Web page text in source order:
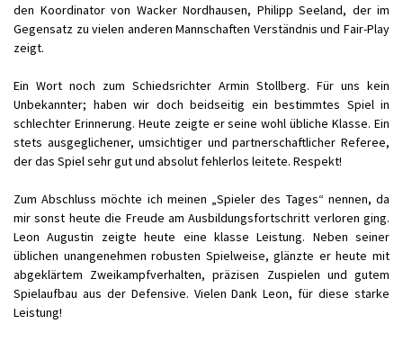
den Koordinator von Wacker Nordhausen, Philipp Seeland, der im
Gegensatz zu vielen anderen Mannschaften Verständnis und Fair-Play
zeigt.
Ein Wort noch zum Schiedsrichter Armin Stollberg. Für uns kein
Unbekannter; haben wir doch beidseitig ein bestimmtes Spiel in
schlechter Erinnerung. Heute zeigte er seine wohl übliche Klasse. Ein
stets ausgeglichener, umsichtiger und partnerschaftlicher Referee,
der das Spiel sehr gut und absolut fehlerlos leitete. Respekt!
Zum Abschluss möchte ich meinen „Spieler des Tages“ nennen, da
mir sonst heute die Freude am Ausbildungsfortschritt verloren ging.
Leon Augustin zeigte heute eine klasse Leistung. Neben seiner
üblichen unangenehmen robusten Spielweise, glänzte er heute mit
abgeklärtem Zweikampfverhalten, präzisen Zuspielen und gutem
Spielaufbau aus der Defensive. Vielen Dank Leon, für diese starke
Leistung!